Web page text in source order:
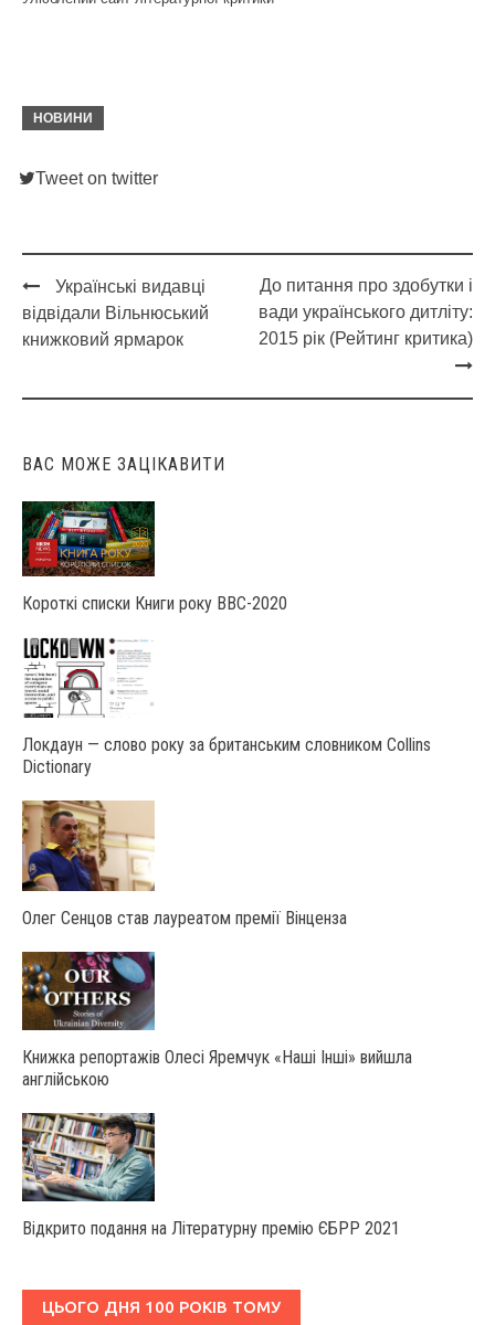
НОВИНИ
Tweet on twitter
Post
navigation
Українські видавці
відвідали Вільнюський
книжковий ярмарок
До питання про здобутки і
вади українського дитліту:
2015 рік (Рейтинг критика)
ВАС МОЖЕ ЗАЦІКАВИТИ
Короткі списки Книги року ВВС-2020
Локдаун — слово року за британським словником Collins
Dictionary
Олег Сенцов став лауреатом премії Вінценза
Книжка репортажів Олесі Яремчук «Наші Інші» вийшла
англійською
Відкрито подання на Літературну премію ЄБРР 2021
ЦЬОГО ДНЯ 100 РОКІВ ТОМУ